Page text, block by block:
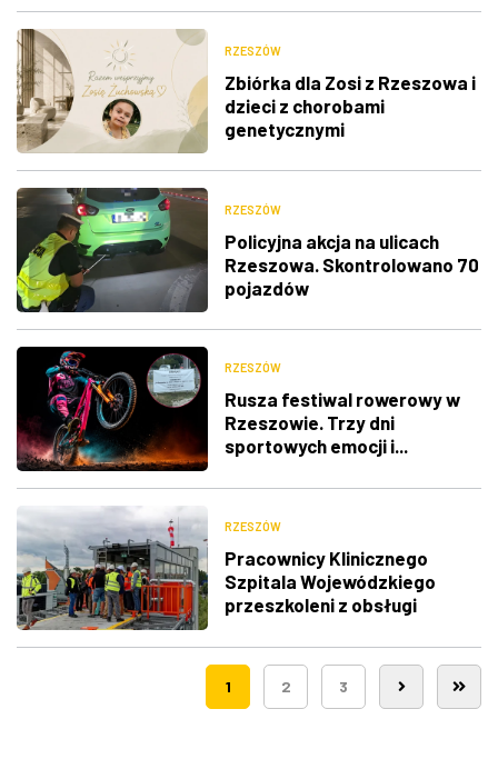
RZESZÓW
Zbiórka dla Zosi z Rzeszowa i
dzieci z chorobami
genetycznymi
RZESZÓW
Policyjna akcja na ulicach
Rzeszowa. Skontrolowano 70
pojazdów
RZESZÓW
Rusza festiwal rowerowy w
Rzeszowie. Trzy dni
sportowych emocji i...
RZESZÓW
Pracownicy Klinicznego
Szpitala Wojewódzkiego
przeszkoleni z obsługi
śmigłowców LPR
1 2 3